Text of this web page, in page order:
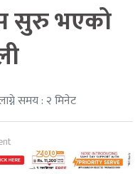
सुरु भएको
समय : २ मिनेट